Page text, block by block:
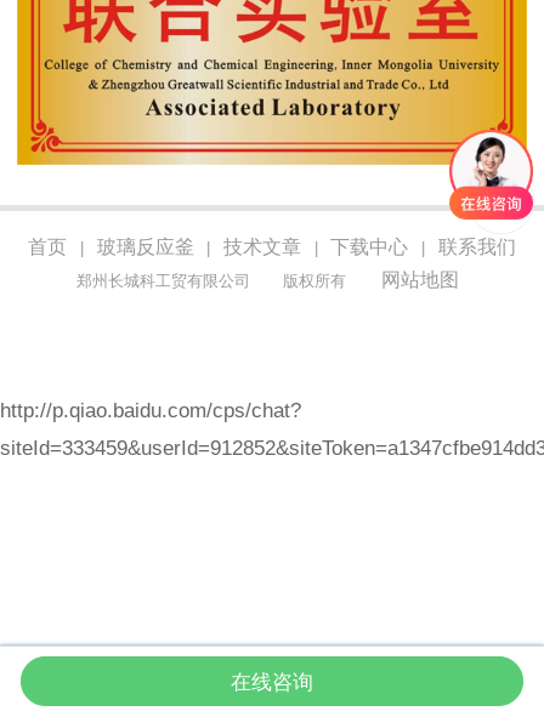
首页 玻璃反应釜 技术文章 下载中心 联系我们
郑州长城科工贸有限公司 版权所有 网站地图
首页 产品 咨询 拨打电话
http://p.qiao.baidu.com/cps/chat?
在线咨询